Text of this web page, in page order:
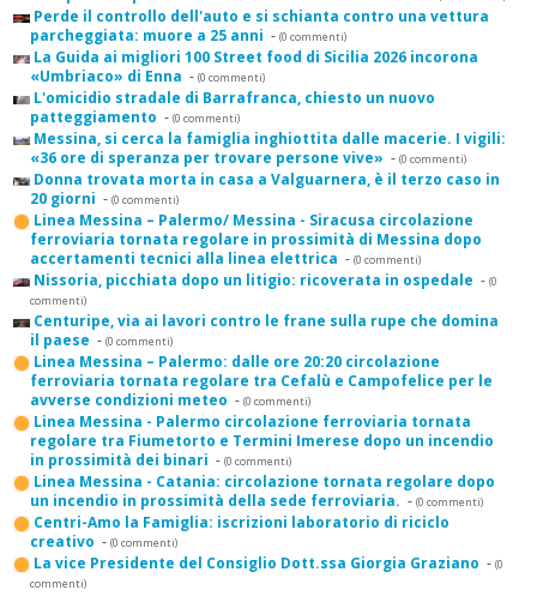
Perde il controllo dell'auto e si schianta contro una vettura
parcheggiata: muore a 25 anni - (0 commenti)
La Guida ai migliori 100 Street food di Sicilia 2026 incorona
«Umbriaco» di Enna - (0 commenti)
L'omicidio stradale di Barrafranca, chiesto un nuovo
patteggiamento - (0 commenti)
Messina, si cerca la famiglia inghiottita dalle macerie. I vigili:
«36 ore di speranza per trovare persone vive» - (0 commenti)
Donna trovata morta in casa a Valguarnera, è il terzo caso in
20 giorni - (0 commenti)
Linea Messina – Palermo/ Messina - Siracusa circolazione
ferroviaria tornata regolare in prossimità di Messina dopo
accertamenti tecnici alla linea elettrica - (0 commenti)
Nissoria, picchiata dopo un litigio: ricoverata in ospedale - (0
commenti)
Centuripe, via ai lavori contro le frane sulla rupe che domina
il paese - (0 commenti)
Linea Messina – Palermo: dalle ore 20:20 circolazione
ferroviaria tornata regolare tra Cefalù e Campofelice per le
avverse condizioni meteo - (0 commenti)
Linea Messina - Palermo circolazione ferroviaria tornata
regolare tra Fiumetorto e Termini Imerese dopo un incendio
in prossimità dei binari - (0 commenti)
Linea Messina - Catania: circolazione tornata regolare dopo
un incendio in prossimità della sede ferroviaria. - (0 commenti)
Centri-Amo la Famiglia: iscrizioni laboratorio di riciclo
creativo - (0 commenti)
La vice Presidente del Consiglio Dott.ssa Giorgia Graziano - (0
commenti)